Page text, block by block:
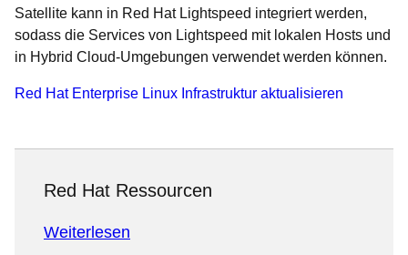
Satellite kann in Red Hat Lightspeed integriert werden,
sodass die Services von Lightspeed mit lokalen Hosts und
in Hybrid Cloud-Umgebungen verwendet werden können.
Red Hat Enterprise Linux Infrastruktur aktualisieren
Red Hat Ressourcen
Weiterlesen